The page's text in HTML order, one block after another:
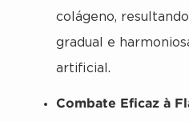
colágeno,
gradual e
artificial.
Combate Eficaz à